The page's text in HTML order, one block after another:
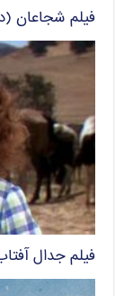
فیلم شجاعان
فیلم جدال